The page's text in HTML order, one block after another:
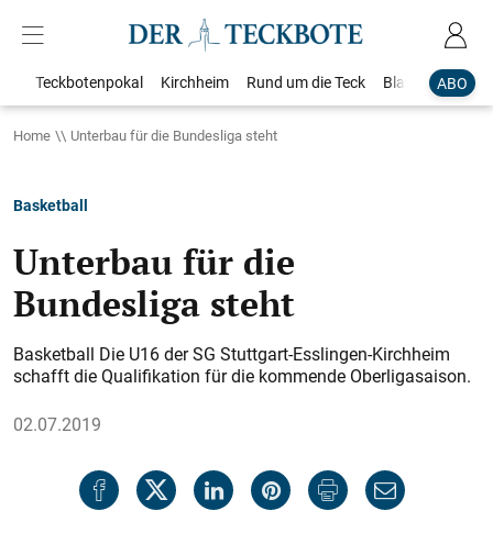
ABO
Teckbotenpokal Kirchheim Rund um die Teck Blaulicht
Home Unterbau für die Bundesliga steht
Basketball
Unterbau für die
Bundesliga steht
Basketball Die U16 der SG Stuttgart-Esslingen-Kirchheim
schafft die Qualifikation für die kommende Oberligasaison.
02.07.2019